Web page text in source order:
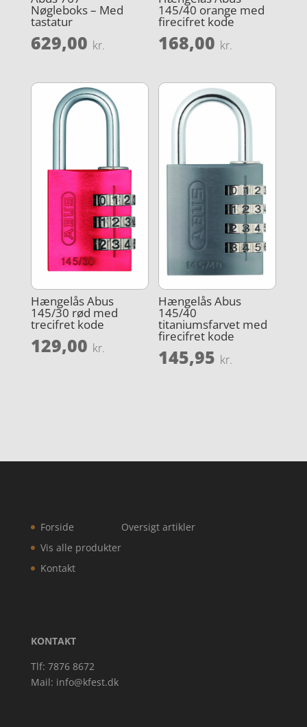
Nøgleboks – Med
tastatur
629,00 kr.
145/40 orange med
firecifret kode
168,00 kr.
Hængelås Abus
145/30 rød med
trecifret kode
129,00 kr.
Hængelås Abus
145/40
titaniumsfarvet med
firecifret kode
145,95 kr.
Forside
Vis alle produkter
Kontakt
Oversigt artikler
KONTAKT
Tlf: 7876 8672
Mail: info@kfest.dk